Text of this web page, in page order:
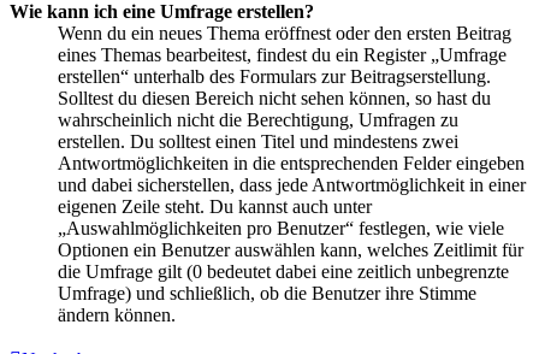
Wie kann ich eine Umfrage erstellen?
Wenn du ein neues Thema eröffnest oder den ersten Beitrag
eines Themas bearbeitest, findest du ein Register „Umfrage
erstellen“ unterhalb des Formulars zur Beitragserstellung.
Solltest du diesen Bereich nicht sehen können, so hast du
wahrscheinlich nicht die Berechtigung, Umfragen zu
erstellen. Du solltest einen Titel und mindestens zwei
Antwortmöglichkeiten in die entsprechenden Felder eingeben
und dabei sicherstellen, dass jede Antwortmöglichkeit in einer
eigenen Zeile steht. Du kannst auch unter
„Auswahlmöglichkeiten pro Benutzer“ festlegen, wie viele
Optionen ein Benutzer auswählen kann, welches Zeitlimit für
die Umfrage gilt (0 bedeutet dabei eine zeitlich unbegrenzte
Umfrage) und schließlich, ob die Benutzer ihre Stimme
ändern können.